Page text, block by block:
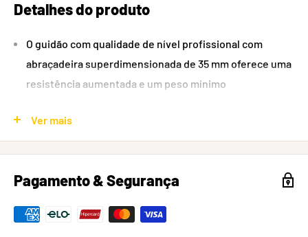
Detalhes do produto
O guidão com qualidade de nível profissional com
abraçadeira superdimensionada de 35 mm oferece uma
resistência aumentada e um peso mínimo
câmbio, para ajuste preciso dos controles
Construção em carbono OCLV é o marco para a
durabilidade e leveza
Ver mais
Pagamento & Segurança